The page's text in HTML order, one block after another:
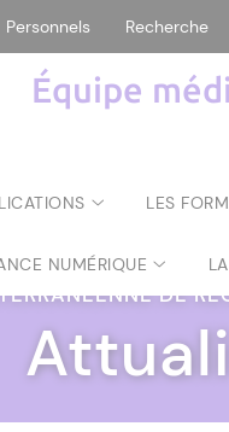
Personnels Recherche
Équipe
LES
NUMÉRIQUE
DE